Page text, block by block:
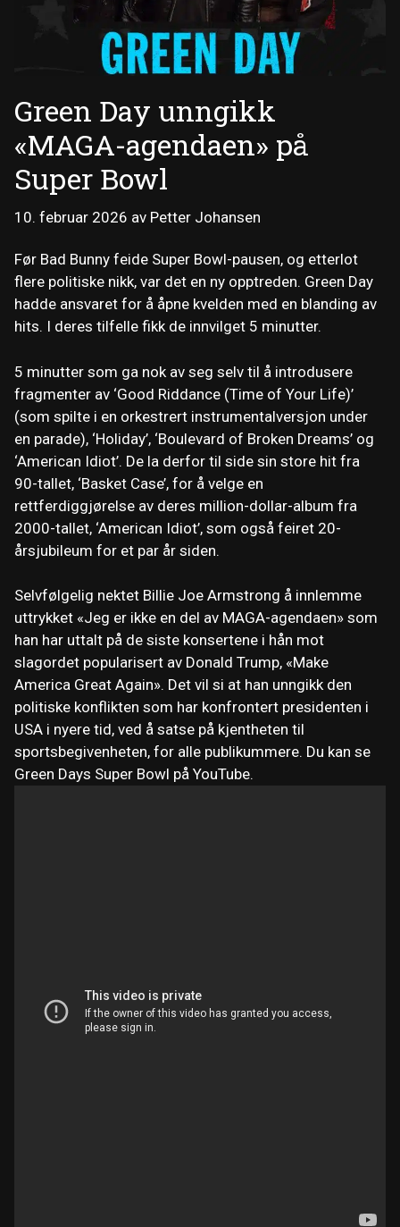
Green Day unngikk
«MAGA-agendaen» på
Super Bowl
10. februar 2026 av Petter Johansen
Før Bad Bunny feide Super Bowl-pausen, og etterlot
flere politiske nikk, var det en ny opptreden. Green Day
hadde ansvaret for å åpne kvelden med en blanding av
hits. I deres tilfelle fikk de innvilget 5 minutter.
5 minutter som ga nok av seg selv til å introdusere
fragmenter av ‘Good Riddance (Time of Your Life)’
(som spilte i en orkestrert instrumentalversjon under
en parade), ‘Holiday’, ‘Boulevard of Broken Dreams’ og
‘American Idiot’. De la derfor til side sin store hit fra
90-tallet, ‘Basket Case’, for å velge en
rettferdiggjørelse av deres million-dollar-album fra
2000-tallet, ‘American Idiot’, som også feiret 20-
årsjubileum for et par år siden.
Selvfølgelig nektet Billie Joe Armstrong å innlemme
uttrykket «Jeg er ikke en del av MAGA-agendaen» som
han har uttalt på de siste konsertene i hån mot
slagordet popularisert av Donald Trump, «Make
America Great Again». Det vil si at han unngikk den
politiske konflikten som har konfrontert presidenten i
USA i nyere tid, ved å satse på kjentheten til
sportsbegivenheten, for alle publikummere. Du kan se
Green Days Super Bowl på YouTube.